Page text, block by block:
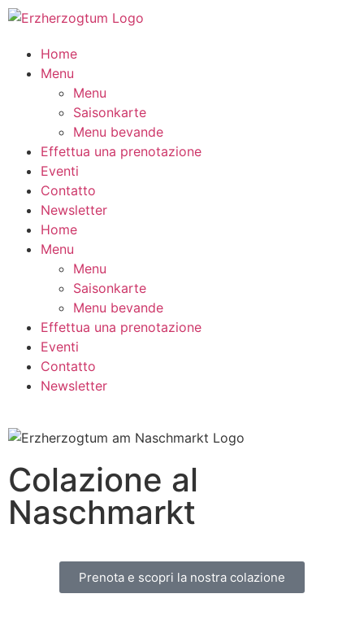
Home
Menu
Menu
Saisonkarte
Menu bevande
Effettua una prenotazione
Eventi
Contatto
Newsletter
Home
Menu
Menu
Saisonkarte
Menu bevande
Effettua una prenotazione
Eventi
Contatto
Newsletter
Colazione al
Naschmarkt
Prenota e scopri la nostra colazione